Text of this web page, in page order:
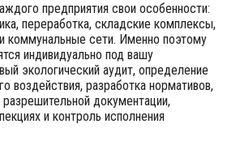
предприятия свои особенности:
переработка, складские комплексы,
коммунальные сети. Именно поэтому
индивидуально под вашу
экологический аудит, определение
воздействия, разработка нормативов,
документации,
и контроль исполнения